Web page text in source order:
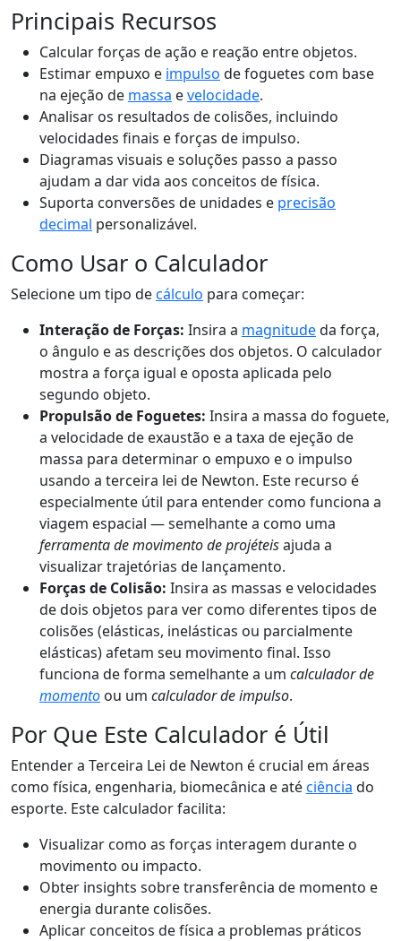
Principais Recursos
Calcular forças de ação e reação entre objetos.
Estimar empuxo e impulso de foguetes com base
na ejeção de massa evelocidade.
Analisar os resultados de colisões, incluindo
velocidades finais e forças de impulso.
Diagramas visuais e soluções passo a passo
ajudam a dar vida aos conceitos de física.
Suporta conversões de unidades e precisão
decimal personalizável.
Como Usar o Calculador
Selecione um tipo decálculo para começar:
Interação de Forças: Insira a magnitudeda força,
o ângulo e as descrições dos objetos. O calculador
mostra a força igual e oposta aplicada pelo
segundo objeto.
Propulsão de Foguetes: Insira a massa do foguete,
a velocidade de exaustão e a taxa de ejeção de
massa para determinar o empuxo e o impulso
usando a terceira lei de Newton. Este recurso é
especialmente útil para entender como funciona a
viagem espacial — semelhante a como uma
ferramenta de movimento de projéteisajuda a
visualizar trajetórias de lançamento.
Forças de Colisão: Insira as massas e velocidades
de dois objetos para ver como diferentes tipos de
colisões (elásticas, inelásticas ou parcialmente
elásticas) afetam seu movimento final. Isso
funciona de forma semelhante a um calculador de
momento ou um calculador de impulso.
Por Que Este Calculador é Útil
Entender a Terceira Lei de Newton é crucial em áreas
como física, engenharia, biomecânica e atéciência do
esporte. Este calculador facilita:
Visualizar como as forças interagem durante o
movimento ou impacto.
Obter insights sobre transferência de momento e
energia durante colisões.
Aplicar conceitos de física a problemas práticos